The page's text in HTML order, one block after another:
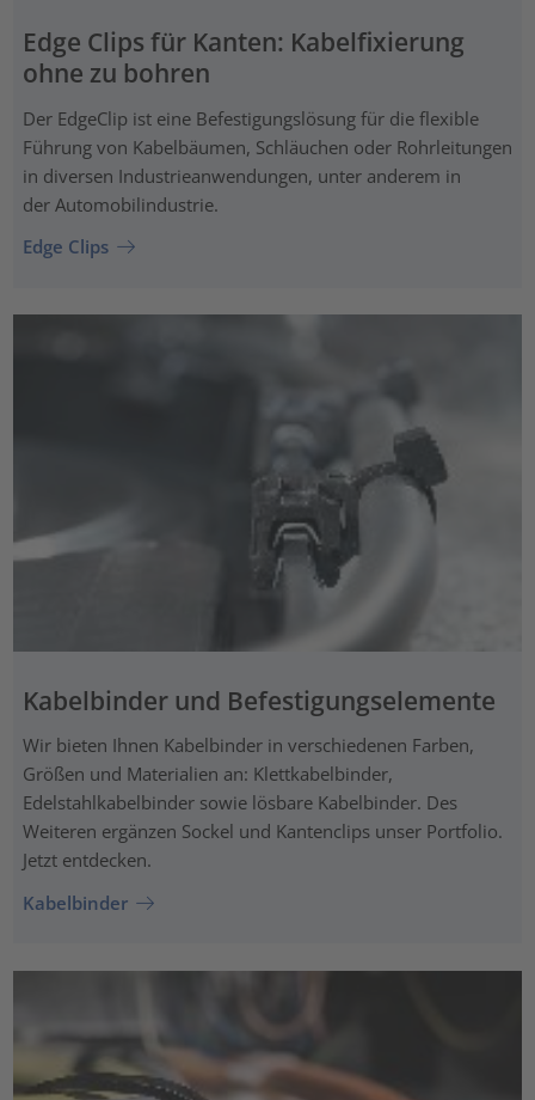
Edge Clips für Kanten: Kabelfixierung
ohne zu bohren
Der EdgeClip ist eine Befestigungslösung für die flexible
Führung von Kabelbäumen, Schläuchen oder Rohrleitungen
in diversen Industrieanwendungen, unter anderem in
der Automobilindustrie.
Edge Clips
Kabelbinder und Befestigungselemente
Wir bieten Ihnen Kabelbinder in verschiedenen Farben,
Größen und Materialien an: Klettkabelbinder,
Edelstahlkabelbinder sowie lösbare Kabelbinder. Des
Weiteren ergänzen Sockel und Kantenclips unser Portfolio.
Jetzt entdecken.
Kabelbinder